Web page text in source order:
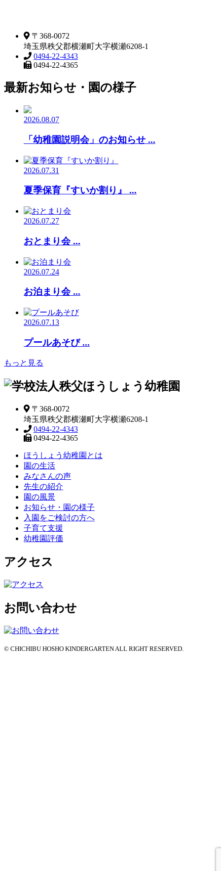
〒368-0072
埼玉県秩父郡横瀬町大字横瀬6208-1
0494-22-4343
0494-22-4365
最新お知らせ・園の様子
2026.08.07
「幼稚園説明会」のお知らせ ...
2026.07.31
夏季保育『すいか割り』 ...
2026.07.27
おとまり会 ...
2026.07.24
お泊まり会 ...
2026.07.13
プールあそび ...
もっと見る
〒368-0072
埼玉県秩父郡横瀬町大字横瀬6208-1
0494-22-4343
0494-22-4365
ほうしょう幼稚園とは
園の生活
みなさんの声
先生の紹介
園の風景
お知らせ・園の様子
入園をご検討の方へ
子育て支援
幼稚園評価
アクセス
お問い合わせ
© CHICHIBU HOSHO KINDERGARTEN ALL RIGHT RESERVED.